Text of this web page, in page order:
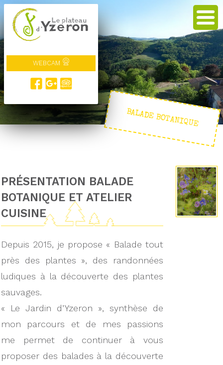
WEBCAM
BALADE BOTANIQUE
PRÉSENTATION BALADE
BOTANIQUE ET ATELIER
CUISINE
Depuis 2015, je propose « Balade tout
près des plantes », des randonnées
ludiques à la découverte des plantes
sauvages.
« Le Jardin d’Yzeron », synthèse de
mon parcours et de mes passions
me permet de continuer à vous
proposer des balades à la découverte